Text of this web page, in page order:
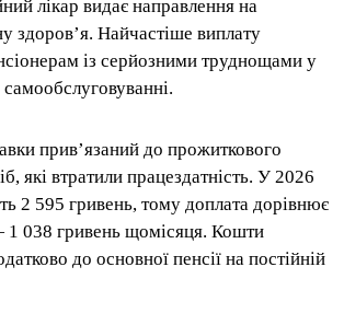
лікар видає направлення на
здоров’я. Найчастіше виплату
із серйозними труднощами у
прив’язаний до прожиткового
які втратили працездатність. У 2026
2 595 гривень, тому доплата дорівнює
1 038 гривень щомісяця. Кошти
до основної пенсії на постійній